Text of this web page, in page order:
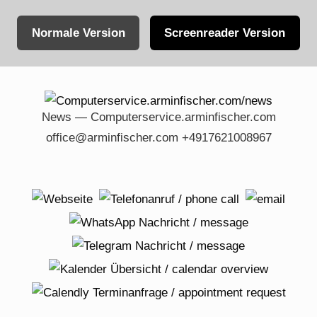
Normale Version Screenreader Version
content
News — Computerservice.arminfischer.com
office@arminfischer.com +4917621008967